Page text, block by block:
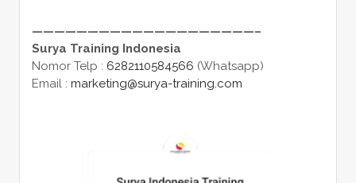
————————————————————–
Surya Training Indonesia
Nomor Telp : 6282110584566 (Whatsapp)
Email : marketing@surya-training.com